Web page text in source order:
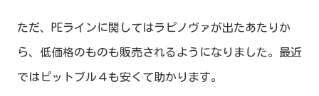
ただ、PEラインに関してはラピノヴァが出たあたりか
ら、低価格のものも販売されるようになりました。最近
ではピットブル４も安くて助かります。